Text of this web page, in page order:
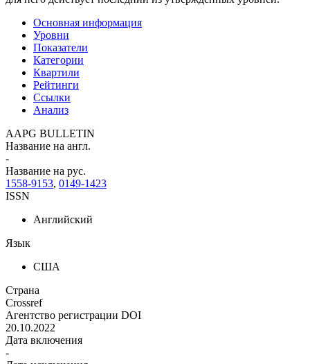
Основная информация
Уровни
Показатели
Категории
Квартили
Рейтинги
Ссылки
Анализ
AAPG BULLETIN
Название на англ.
-
Название на рус.
1558-9153, 0149-1423
ISSN
Английский
Язык
США
Страна
Crossref
Агентство регистрации DOI
20.10.2022
Дата включения
-